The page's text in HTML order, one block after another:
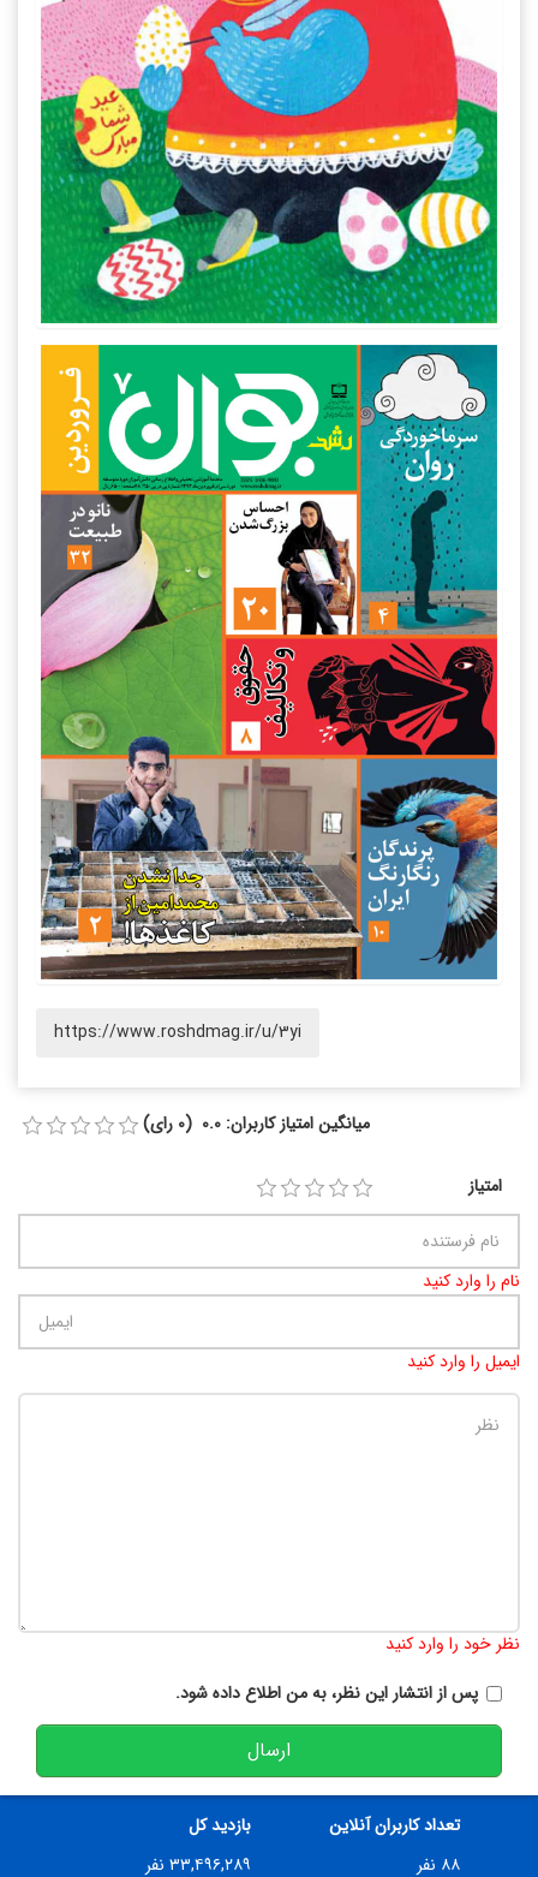
https://www.roshdmag.ir/u/3yi
میانگین امتیاز کاربران: 0.0 (0 رای)
امتیاز
نام را وارد کنید
ایمیل را وارد کنید
نظر خود را وارد کنید
پس از انتشار این نظر، به من اطلاع داده شود.
ارسال
تعداد کاربران آنلاین
۸۸ نفر
بازدید کل
۳۳,۴۹۶,۲۸۹ نفر